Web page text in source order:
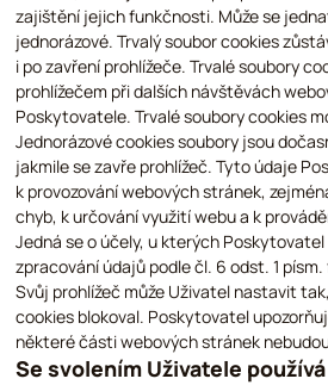
zajištění jejich funkčnosti. Může se
jednorázové. Trvalý soubor cookies
i po zavření prohlížeče. Trvalé soubory
prohlížečem při dalších návštěvách
Poskytovatele. Trvalé soubory cookies
Jednorázové cookies soubory jsou
jakmile se zavře prohlížeč. Tyto údaje
k provozování webových stránek,
chyb, k určování využití webu a k
Jedná se o účely, u kterých
zpracování údajů podle čl. 6 odst. 1 písm.
Svůj prohlížeč může Uživatel nastavit
cookies blokoval. Poskytovatel
některé části webových stránek
Se svolením Uživatele